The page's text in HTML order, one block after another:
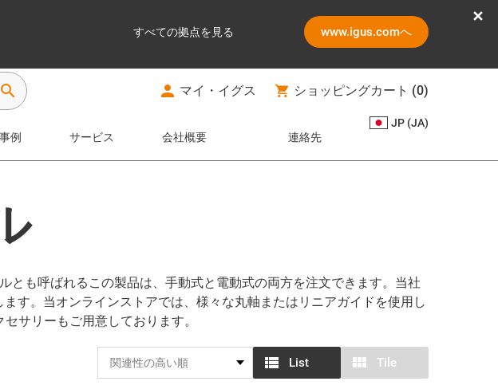
すべての拠点を見る www.igus.comへ
search マイ・イグス ショッピングカート (0)
例 サービス 会社概要 連絡先
JP (JA)
とも呼ばれるこの製品は、手動式と電動式の両方を注文できます。当社
す。当オンラインストアでは、様々な丸軸またはリニアガイドを使用し
サリーもご用意しております。
List Tile